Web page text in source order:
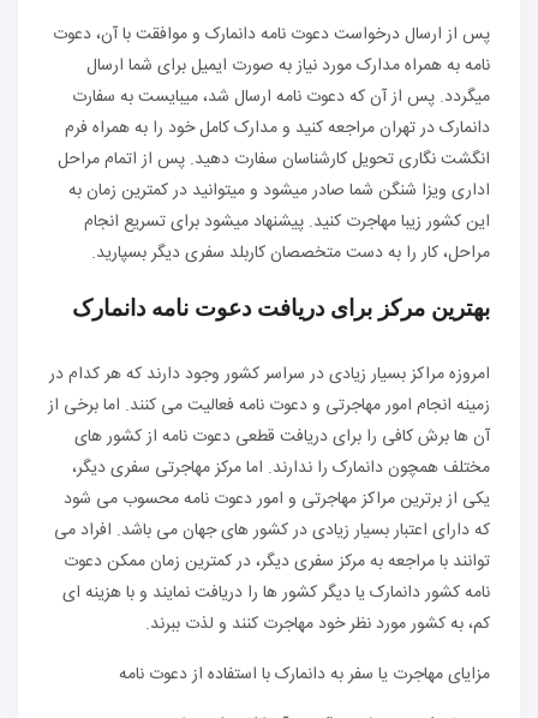
پس از ارسال درخواست دعوت نامه دانمارک و موافقت با آن، دعوت
نامه به همراه مدارک مورد نیاز به صورت ایمیل برای شما ارسال
می‏گردد. پس از آن که دعوت نامه ارسال شد، می‏بایست به سفارت
دانمارک در تهران مراجعه کنید و مدارک کامل خود را به همراه فرم
انگشت نگاری تحویل کارشناسان سفارت دهید. پس از اتمام مراحل
اداری ویزا شنگن شما صادر می‏شود و می‏توانید در کمترین زمان به
این کشور زیبا مهاجرت کنید. پیشنهاد می‏شود برای تسریع انجام
مراحل، کار را به دست متخصصان کاربلد سفری دیگر بسپارید.
بهترین مرکز برای دریافت دعوت نامه دانمارک
امروزه مراکز بسیار زیادی در سراسر کشور وجود دارند که هر کدام در
زمینه انجام امور مهاجرتی و دعوت نامه فعالیت می کنند. اما برخی از
آن ها برش کافی را برای دریافت قطعی دعوت نامه از کشور های
مختلف همچون دانمارک را ندارند. اما مرکز مهاجرتی سفری دیگر،
یکی از برترین مراکز مهاجرتی و امور دعوت نامه محسوب می شود
که دارای اعتبار بسیار زیادی در کشور های جهان می باشد. افراد می
توانند با مراجعه به مرکز سفری دیگر، در کمترین زمان ممکن دعوت
نامه کشور دانمارک یا دیگر کشور ها را دریافت نمایند و با هزینه ای
کم، به کشور مورد نظر خود مهاجرت کنند و لذت ببرند.
مزایای مهاجرت یا سفر به دانمارک با استفاده از دعوت نامه